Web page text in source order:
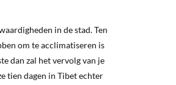
in de stad. Ten
om te acclimatiseren is
dan zal het vervolg van je
tien dagen in Tibet echter